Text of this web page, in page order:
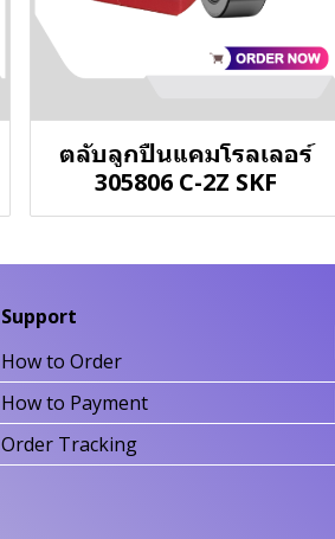
ตลับลูกปืนแคมโรลเลอร์
305806 C-2Z SKF
Support
How to Order
How to Payment
Order Tracking